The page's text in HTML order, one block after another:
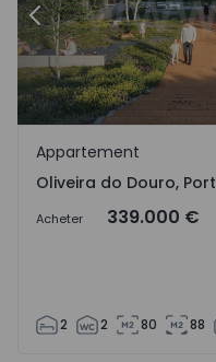
Précédent
Oliveira do Douro,
Appartement
Oliveira do Douro,
Acheter 339.000 €
2 2 80 88